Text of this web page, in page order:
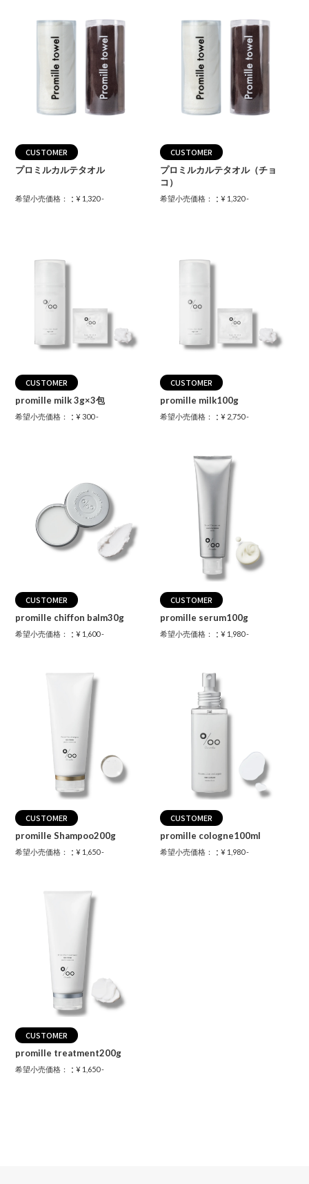
CUSTOMER
プロミルカルテタオル
希望小売価格： ：¥ 1,320 -
CUSTOMER
プロミルカルテタオル（チョ
コ）
希望小売価格： ： ¥ 1,320 -
CUSTOMER
promille milk 3g×3包
希望小売価格： ：¥ 300 -
CUSTOMER
promille milk100g
希望小売価格： ： ¥ 2,750 -
CUSTOMER
promille chiffon balm30g
希望小売価格： ：¥ 1,600 -
CUSTOMER
promille serum100g
希望小売価格： ： ¥ 1,980 -
CUSTOMER
promille Shampoo200g
希望小売価格： ：¥ 1,650 -
CUSTOMER
promille cologne100ml
希望小売価格： ： ¥ 1,980 -
CUSTOMER
promille treatment200g
希望小売価格： ：¥ 1,650 -